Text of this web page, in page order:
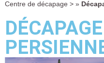
Centre de décapage > »
DÉCAPAGE